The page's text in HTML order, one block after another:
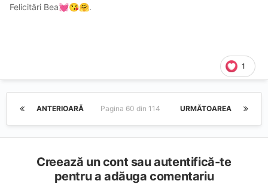
Felicitări Bea💓😘🤗.
1
ANTERIOARĂ URMĂTOAREA
Pagina 60 din 114
Creează un cont sau autentifică-te
pentru a adăuga comentariu